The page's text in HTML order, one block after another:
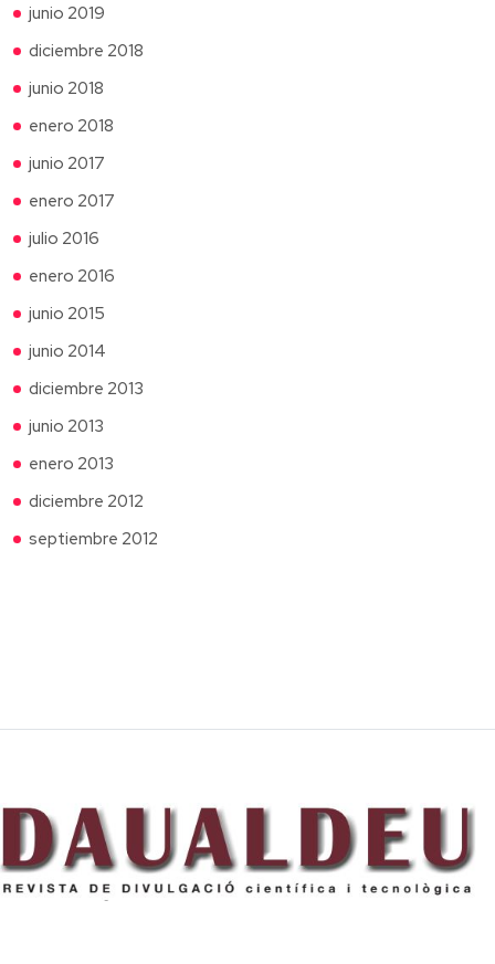
junio 2019
diciembre 2018
junio 2018
enero 2018
junio 2017
enero 2017
julio 2016
enero 2016
junio 2015
junio 2014
diciembre 2013
junio 2013
enero 2013
diciembre 2012
septiembre 2012